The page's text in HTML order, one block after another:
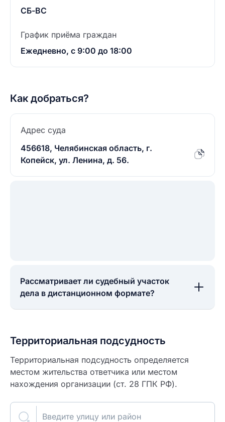
СБ-ВС
График приёма граждан
Ежедневно, с 9:00 до 18:00
Как добраться?
Адрес суда
456618, Челябинская область, г.
Копейск, ул. Ленина, д. 56.
Рассматривает ли судебный участок
дела в дистанционном формате?
Территориальная подсудность
Территориальная подсудность определяется
местом жительства ответчика или местом
нахождения организации (ст. 28 ГПК РФ).
Введите улицу или район